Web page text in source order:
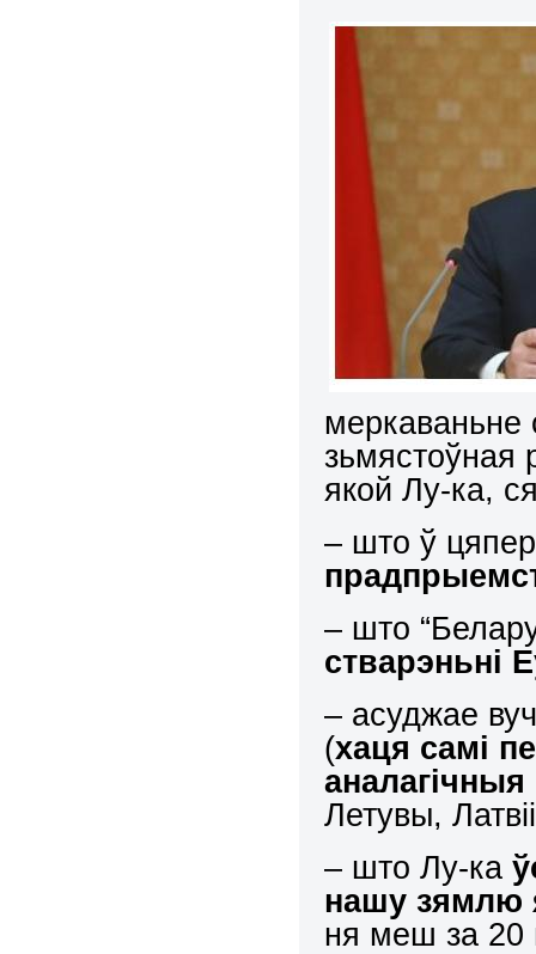
меркаваньне
зьмястоўная
якой Лу-ка,
– што ў
– што
стварэньні
– асуджае
(хаця самі
аналагічныя
Летувы,
– што Лу-ка
нашу зямлю
ня меш за 20